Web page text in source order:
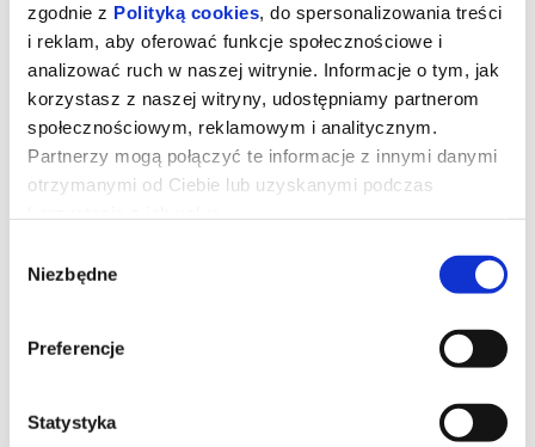
zgodnie z Polityką cookies, do spersonalizowania treści
i reklam, aby oferować funkcje społecznościowe i
analizować ruch w naszej witrynie. Informacje o tym, jak
korzystasz z naszej witryny, udostępniamy partnerom
społecznościowym, reklamowym i analitycznym.
Partnerzy mogą połączyć te informacje z innymi danymi
otrzymanymi od Ciebie lub uzyskanymi podczas
zgody
Niezbędne
Preferencje
Statystyka
BILLIE EILISH - HIT ME HARD AND
SOFT: THE TOUR - 3D napisy
Nowy film Billie Eilish – Hit Me Hard and Soft: The Tour (2026) to
wyreżyserowany we współpracy z Jamesem Cameronem. Film
przenosi na duży ekran nowatorskie show z wyprzedanej trasy
koncertowej, oferując intymne spojrzenie na występy artystki.